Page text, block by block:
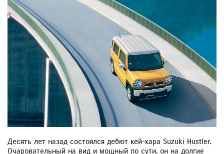
Десять лет назад состоялся дебют кей-кара Suzuki Hustler.
Очаровательный на вид и мощный по сути, он на долгие